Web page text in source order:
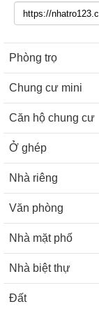
Phòng trọ
Chung cư mini
Căn hộ chung cư
Ở ghép
Nhà riêng
Văn phòng
Nhà mặt phố
Nhà biệt thự
Đất